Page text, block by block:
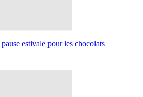
pause estivale pour les chocolats